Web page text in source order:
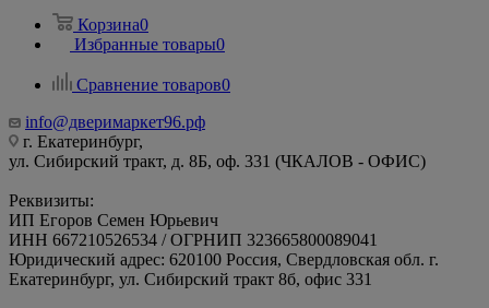
Корзина0
Избранные товары0
Сравнение товаров0
info@дверимаркет96.рф
г. Екатеринбург,
ул. Сибирский тракт, д. 8Б, оф. 331 (ЧКАЛОВ - ОФИС)
Реквизиты:
ИП Егоров Семен Юрьевич
ИНН 667210526534 / ОГРНИП 323665800089041
Юридический адрес: 620100 Россия, Свердловская обл. г.
Екатеринбург, ул. Сибирский тракт 8б, офис 331